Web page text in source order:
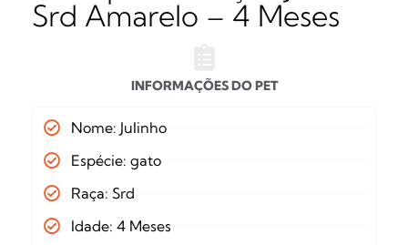
Srd Amarelo – 4 Meses
INFORMAÇÕES DO PET
Nome: Julinho
Espécie: gato
Raça: Srd
Idade: 4 Meses